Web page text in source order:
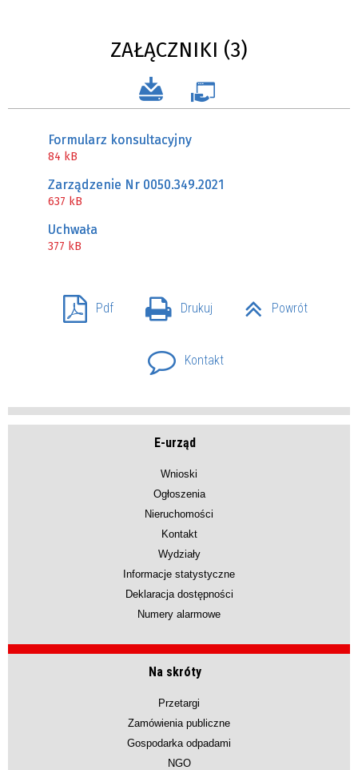
ZAŁĄCZNIKI (3)
Formularz konsultacyjny
84 kB
Zarządzenie Nr 0050.349.2021
637 kB
Uchwała
377 kB
Pdf Drukuj Powrót
Kontakt
E-urząd
Wnioski
Ogłoszenia
Nieruchomości
Kontakt
Wydziały
Informacje statystyczne
Deklaracja dostępności
Numery alarmowe
Na skróty
Przetargi
Zamówienia publiczne
Gospodarka odpadami
NGO